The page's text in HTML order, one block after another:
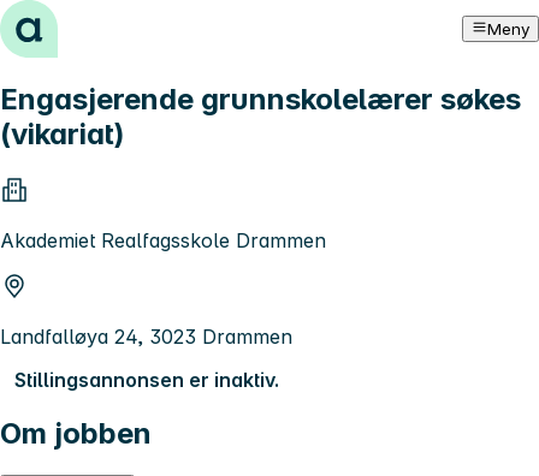
Hopp til innhold Meny
Engasjerende grunnskolelærer søkes
(vikariat)
Akademiet Realfagsskole Drammen
Landfalløya 24, 3023 Drammen
Stillingsannonsen er inaktiv.
Om jobben